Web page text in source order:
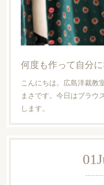
こんにちは。広島洋裁教
まさです。今日はブラウ
します。
01